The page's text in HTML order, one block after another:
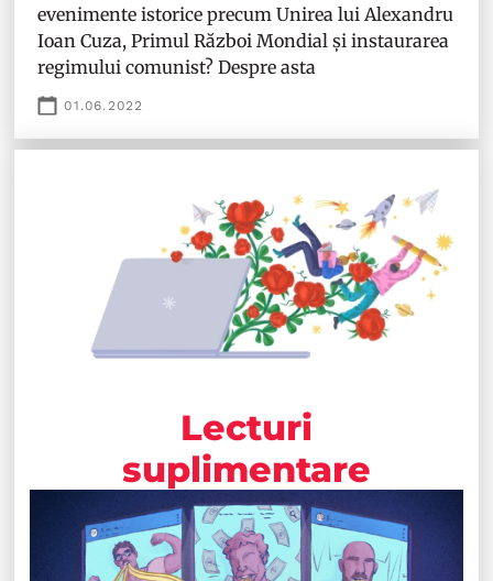
evenimente istorice precum Unirea lui Alexandru
Ioan Cuza, Primul Război Mondial și instaurarea
regimului comunist? Despre asta
01.06.2022
Lecturi
suplimentare